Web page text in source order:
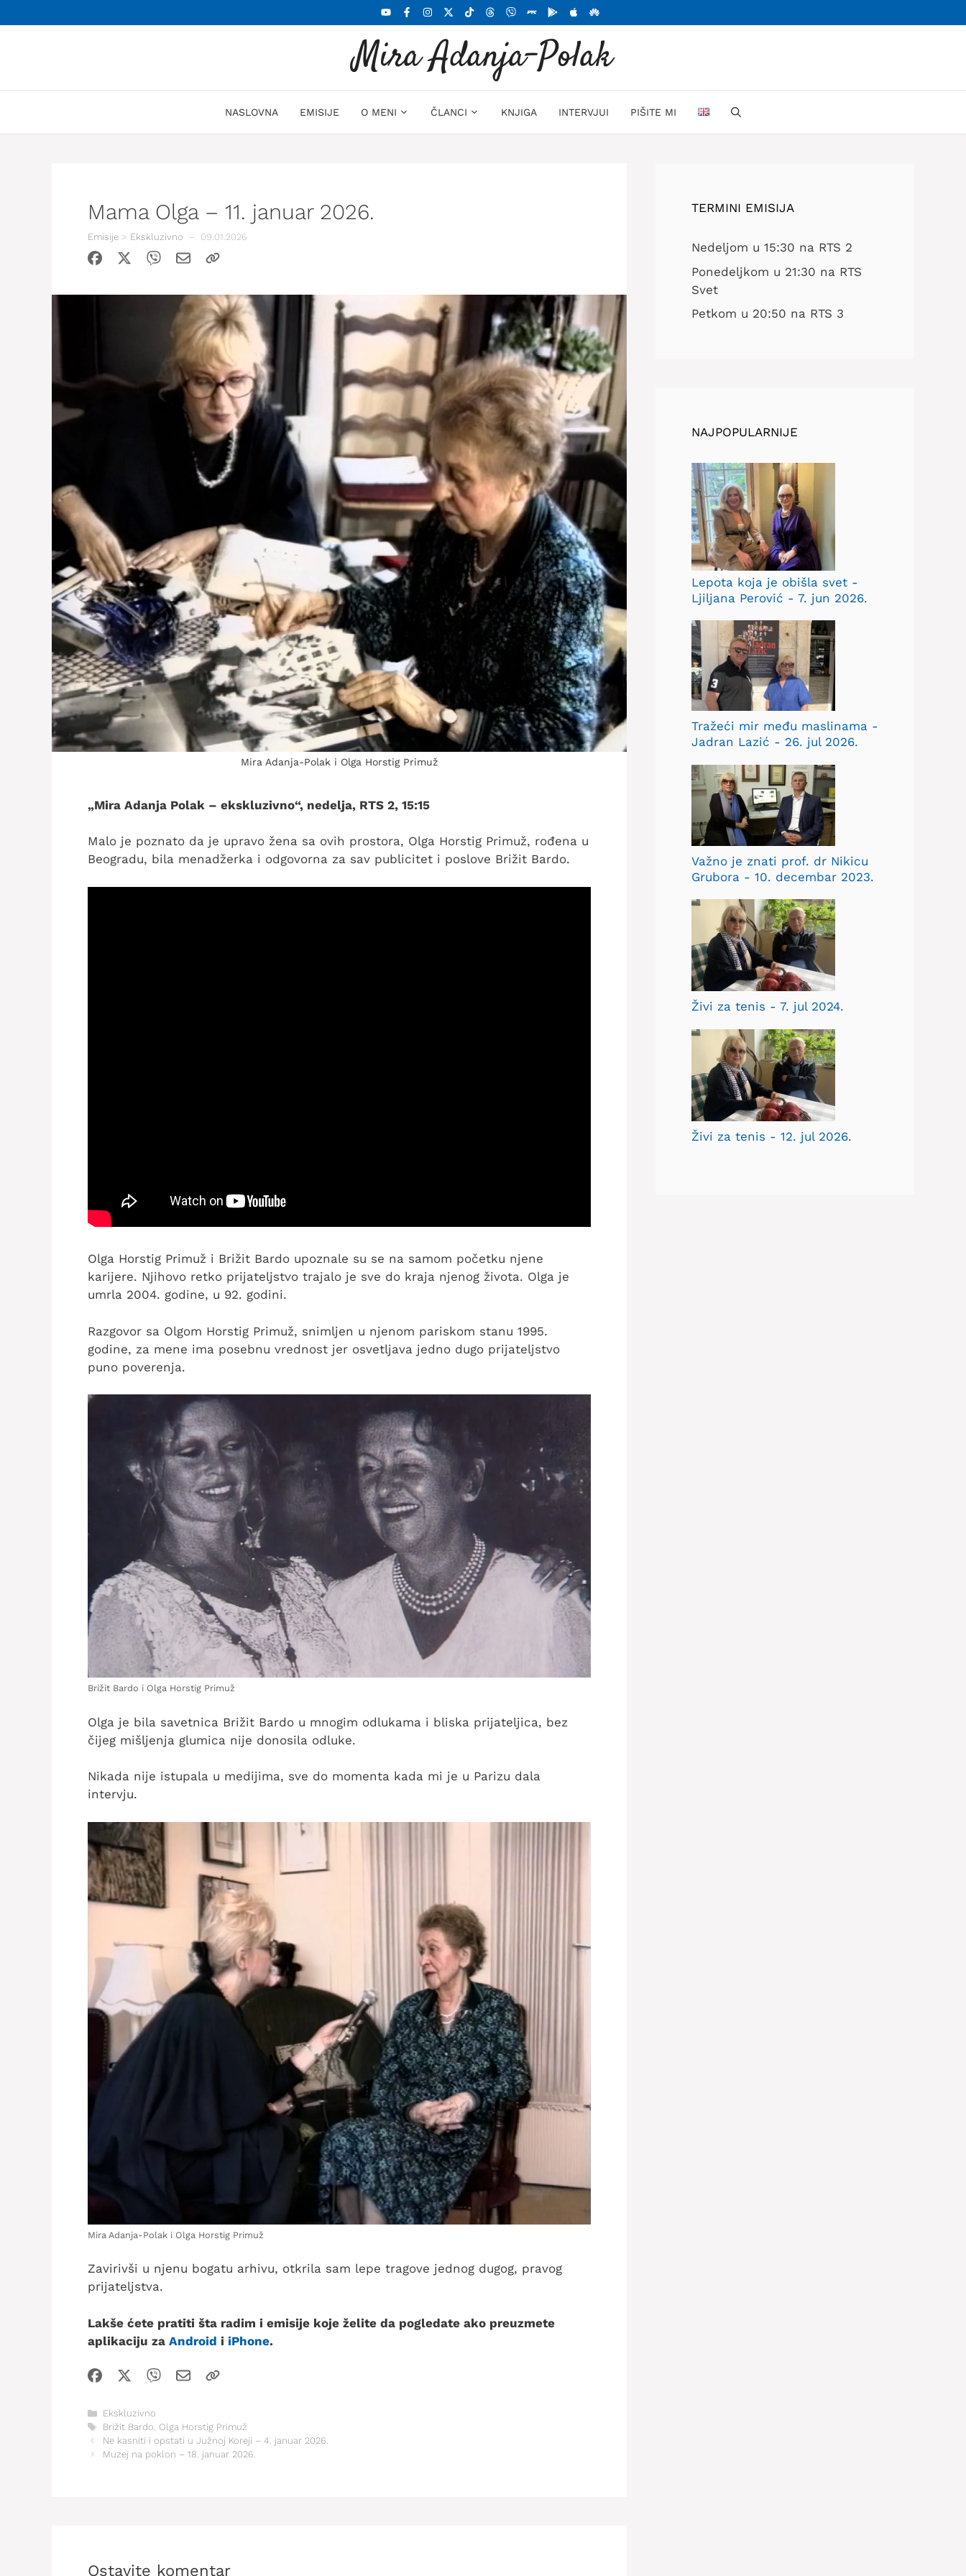
na
Mira Adanja-Polak
NASLOVNA EMISIJE O MENI ČLANCI KNJIGA INTERVJUI PIŠITE MI
Mama Olga – 11. januar 2026.
Emisije > Ekskluzivno – 09.01.2026
Mira Adanja-Polak i Olga Horstig Primuž
„Mira Adanja Polak – ekskluzivno“, nedelja, RTS 2, 15:15
Malo je poznato da je upravo žena sa ovih prostora, Olga Horstig Primuž, rođena u
Beogradu, bila menadžerka i odgovorna za sav publicitet i poslove Brižit Bardo.
Olga Horstig Primuž i Brižit Bardo upoznale su se na samom početku njene
karijere. Njihovo retko prijateljstvo trajalo je sve do kraja njenog života. Olga je
umrla 2004. godine, u 92. godini.
Razgovor sa Olgom Horstig Primuž, snimljen u njenom pariskom stanu 1995.
godine, za mene ima posebnu vrednost jer osvetljava jedno dugo prijateljstvo
puno poverenja.
Brižit Bardo i Olga Horstig Primuž
Olga je bila savetnica Brižit Bardo u mnogim odlukama i bliska prijateljica, bez
čijeg mišljenja glumica nije donosila odluke.
Nikada nije istupala u medijima, sve do momenta kada mi je u Parizu dala
intervju.
Mira Adanja-Polak i Olga Horstig Primuž
Zavirivši u njenu bogatu arhivu, otkrila sam lepe tragove jednog dugog, pravog
prijateljstva.
Lakše ćete pratiti šta radim i emisije koje želite da pogledate ako preuzmete
aplikaciju za Android i iPhone.
Kategorije
Ekskluzivno
Oznake
Brižit Bardo, Olga Horstig Primuž
Ne kasniti i opstati u Južnoj Koreji – 4. januar 2026.
Muzej na poklon – 18. januar 2026.
Ostavite komentar
TERMINI EMISIJA
Nedeljom u 15:30 na RTS 2
Ponedeljkom u 21:30 na RTS
Svet
Petkom u 20:50 na RTS 3
NAJPOPULARNIJE
Lepota koja je obišla svet -
Ljiljana Perović - 7. jun 2026.
Tražeći mir među maslinama -
Jadran Lazić - 26. jul 2026.
Važno je znati prof. dr Nikicu
Grubora - 10. decembar 2023.
Živi za tenis - 7. jul 2024.
Živi za tenis - 12. jul 2026.